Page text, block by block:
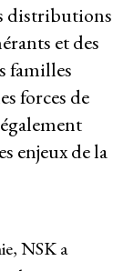
distributions
et des
familles
forces de
enjeux de la
NSK a